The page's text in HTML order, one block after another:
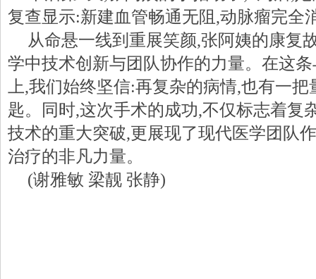
复查显示:新建血管畅通无阻,动脉瘤完全
从命悬一线到重展笑颜,张阿姨的康复
学中技术创新与团队协作的力量。在这
上,我们始终坚信:再复杂的病情,也有一
匙。同时,这次手术的成功,不仅标志着复
技术的重大突破,更展现了现代医学团队
治疗的非凡力量。
(谢雅敏 梁靓 张静)